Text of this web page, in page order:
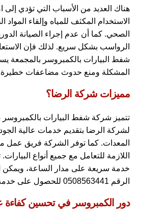
هناك العديد من الأسباب التي تؤدي إلى
الاستخدام المكثف للمياه وإلقاء
الصحي. كما أن عدم إجراء الصيانة
الرواسب بشكل سريع. لذلك فإن
شفط البيارات بالكمبروسر بالمجمعة
المشكلة ومنع حدوث مضاعفات
مميزات شركة الرضا؟
تتميز شركة شفط البيارات بالكمبروسر
لشركة الرضا بتقديم خدمات عالية
المعدات. كما توفر الشركة فريق عمل
اللازمة للتعامل مع جميع أنواع
خدمة سريعة على مدار الساعة، ويمكن
الرقم 0508563441 للحصول على خدمة فورية.
دور الكمبروسر في تحسين كفاءة